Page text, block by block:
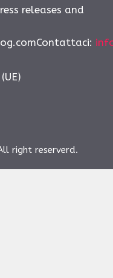
releases and
right reserverd.